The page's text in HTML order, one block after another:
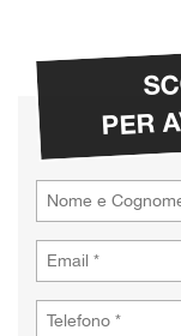
PER
in
qualsiasi
momento.
Cookie